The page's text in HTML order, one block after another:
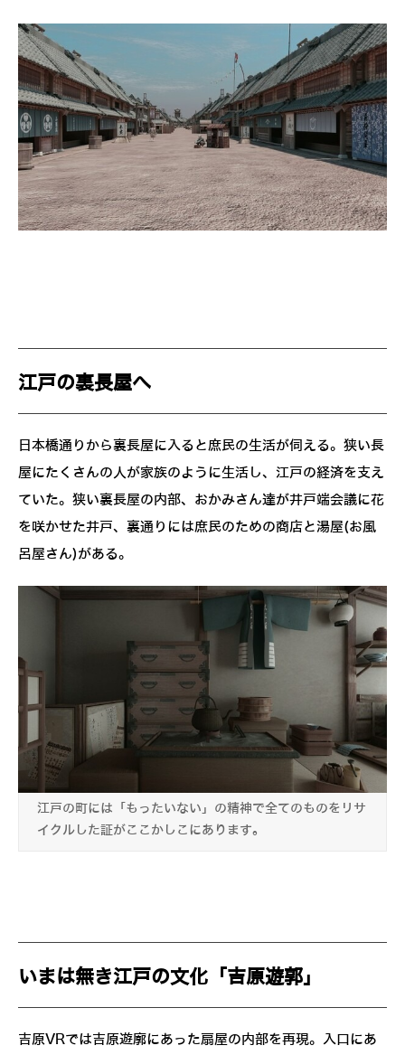
江戸の裏長屋へ
日本橋通りから裏長屋に入ると庶民の生活が伺える。狭い長
屋にたくさんの人が家族のように生活し、江戸の経済を支え
ていた。狭い裏長屋の内部、おかみさん達が井戸端会議に花
を咲かせた井戸、裏通りには庶民のための商店と湯屋(お風
呂屋さん)がある。
江戸の町には「もったいない」の精神で全てのものをリサ
イクルした証がここかしこにあります。
いまは無き江戸の文化「吉原遊郭」
吉原VRでは吉原遊廓にあった扇屋の内部を再現。入口にあ